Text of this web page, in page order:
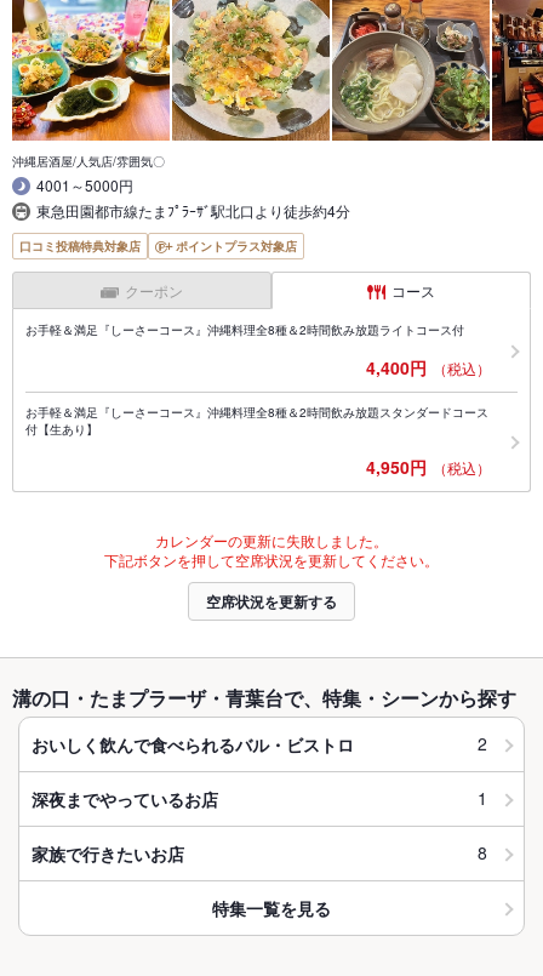
沖縄居酒屋/人気店/雰囲気〇
4001～5000円
東急田園都市線たまﾌﾟﾗｰｻﾞ駅北口より徒歩約4分
口コミ投稿特典対象店 ポイントプラス対象店
クーポン コース
お手軽＆満足『しーさーコース』沖縄料理全8種＆2時間飲み放題ライトコース付
4,400円 （税込）
お手軽＆満足『しーさーコース』沖縄料理全8種＆2時間飲み放題スタンダードコース
付【生あり】
4,950円 （税込）
カレンダーの更新に失敗しました。
下記ボタンを押して空席状況を更新してください。
空席状況を更新する
溝の口・たまプラーザ・青葉台で、特集・シーンから探す
おいしく飲んで食べられるバル・ビストロ 2
深夜までやっているお店 1
家族で行きたいお店 8
特集一覧を見る